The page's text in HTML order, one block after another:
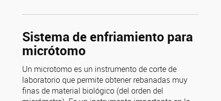
Sistema de enfriamiento para
micrótomo
Un microtomo es un instrumento de corte de
laboratorio que permite obtener rebanadas muy
finas de material biológico (del orden del